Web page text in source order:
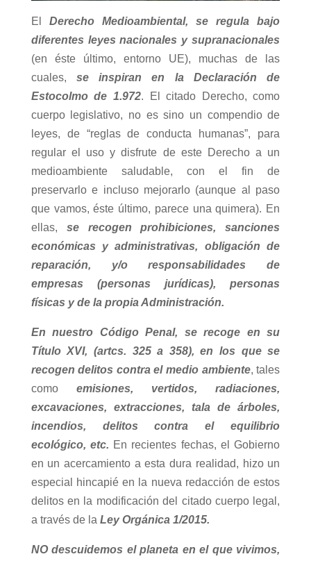
El Derecho Medioambiental,
se regula bajo
diferentes leyes nacionales y supranacionales
(en éste último, entorno UE), muchas de las
cuales,se inspiran en la Declaración de
Estocolmo de 1.972. El citado Derecho, como
cuerpo legislativo, no es sino un compendio de
leyes, de “reglas de conducta humanas”, para
regular el uso y disfrute de este Derecho a un
medioambiente saludable, con el fin de
preservarlo e incluso mejorarlo (aunque al paso
que vamos, éste último, parece una quimera). En
ellas, se recogen prohibiciones, sanciones
económicas y administrativas, obligación de
reparación, y/o responsabilidades de
empresas (personas jurídicas), personas
físicas y de la propia Administración.
En nuestro Código Penal, se recoge en su
Título XVI, (artcs. 325 a 358), en los que se
recogen delitos contra el medio ambiente, tales
como emisiones, vertidos, radiaciones,
excavaciones, extracciones, tala de árboles,
incendios, delitos contra el equilibrio
ecológico, etc. En recientes fechas, el Gobierno
en un acercamiento a esta dura realidad, hizo un
especial hincapié en la nueva redacción de estos
delitos en la modificación del citado cuerpo legal,
a través de la Ley Orgánica 1/2015.
NO descuidemos el planeta en el que vivimos,